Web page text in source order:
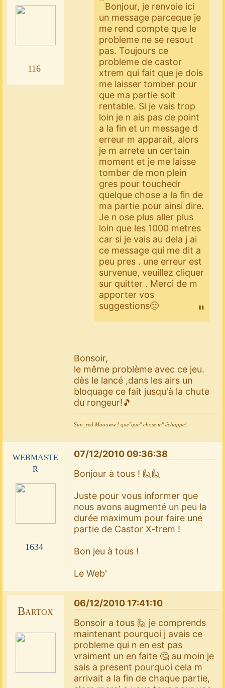
116
Bonjour, je renvoie ici
un message parceque je
me rend compte que le
probleme ne se resout
pas. Toujours ce
probleme de castor
xtrem qui fait que je dois
me laisser tomber pour
que ma partie soit
rentable. Si je vais trop
loin je n ais pas de point
a la fin et un message d
erreur m apparait, alors
je m arrete un certain
moment et je me laisse
tomber de mon plein
gres pour touchedr
quelque chose a la fin de
ma partie pour ainsi dire.
Je n ose plus aller plus
loin que les 1000 metres
car si je vais au dela j ai
ce message qui me dit a
peu pres . une erreur est
survenue, veuillez cliquer
sur quitter . Merci de m
apporter vos
suggestions🙁
Bonsoir,
le même problème avec ce jeu.
dès le lancé ,dans les airs un
bloquage ce fait jusqu'à la chute
du rongeur!🎵
Sun_red Maouww ! que''que'' chose m'' échappe!
webmaste
r
1634
07/12/2010 09:36:38
Bonjour à tous ! 🙋🙋
Juste pour vous informer que
nous avons augmenté un peu la
durée maximum pour faire une
partie de Castor X-trem !
Bon jeu à tous !
Le Web'
Bartox
06/12/2010 17:41:10
Bonsoir a tous 🙋 je comprends
maintenant pourquoi j avais ce
probleme qui n en est pas
vraiment un en faite 🤔 au moin je
sais a present pourquoi cela m
arrivait a la fin de chaque partie,